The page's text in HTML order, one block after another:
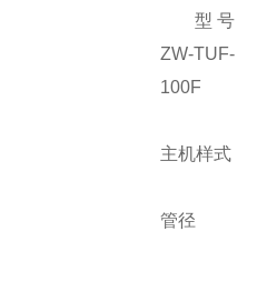
型 号
ZW-TUF-
100F
主机样式
管径